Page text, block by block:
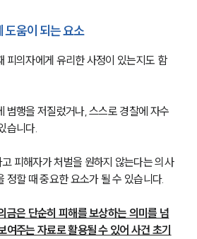
도움이 되는 요소
피의자에게 유리한 사정이 있는지도 함
범행을 저질렀거나, 스스로 경찰에 자수
습니다.
피해자가 처벌을 원하지 않는다는 의사
정할 때 중요한 요소가 될 수 있습니다.
금은 단순히 피해를 보상하는 의미를 넘
여주는 자료로 활용될 수 있어 사건 초기